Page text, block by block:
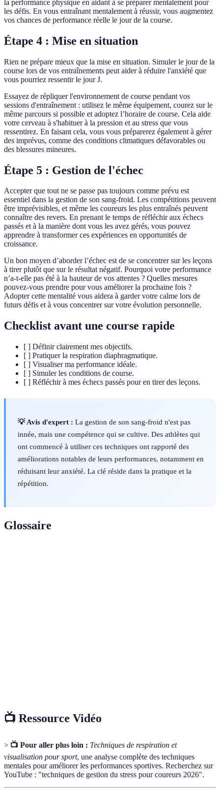
la performance physique en aidant à se préparer mentalement pour
les défis. En vous entraînant mentalement à réussir, vous augmentez
vos chances de performance réelle le jour de la course.
Étape 4 : Mise en situation
Rien ne prépare mieux que la mise en situation. Simuler le jour de la
course lors de vos entraînements peut aider à réduire l'anxiété que
vous pourriez ressentir le jour J.
Essayez de répliquer l'environnement de course pendant vos
sessions d'entraînement : utilisez le même équipement, courez sur le
même parcours si possible et adoptez l’horaire de course. Cela aide
votre cerveau à s'habituer à la pression et au stress que vous
ressentirez. En faisant cela, vous vous préparerez également à gérer
des imprévus, comme des conditions climatiques défavorables ou
des blessures mineures.
Étape 5 : Gestion de l'échec
Accepter que tout ne se passe pas toujours comme prévu est
essentiel dans la gestion de son sang-froid. Les compétitions peuvent
être imprévisibles, et même les coureurs les plus entraînés peuvent
connaître des revers. En prenant le temps de réfléchir aux échecs
passés et à la manière dont vous les avez gérés, vous pouvez
apprendre à transformer ces expériences en opportunités de
croissance.
Un bon moyen d’aborder l’échec est de se concentrer sur les leçons
à tirer plutôt que sur le résultat négatif. Pourquoi votre performance
n’a-t-elle pas été à la hauteur de vos attentes ? Quelles mesures
pouvez-vous prendre pour vous améliorer la prochaine fois ?
Adopter cette mentalité vous aidera à garder votre calme lors de
futurs défis et à vous concentrer sur votre évolution personnelle.
Checklist avant une course rapide
[ ] Définir clairement mes objectifs.
[ ] Pratiquer la respiration diaphragmatique.
[ ] Visualiser ma performance idéale.
[ ] Simuler les conditions de course.
[ ] Réfléchir à mes échecs passés pour en tirer des leçons.
💡 Avis d'expert : La gestion de son sang-froid n'est pas
innée, mais une compétence qui se cultive. Des athlètes qui
ont commencé à utiliser ces techniques ont rapporté des
améliorations notables de leurs performances, notamment en
réduisant leur anxiété. La clé réside dans la pratique et la
répétition.
Glossaire
📺 Ressource Vidéo
> 📺 Pour aller plus loin : Techniques de respiration et
visualisation pour sport, une analyse complète des techniques
mentales pour améliorer les performances sportives. Recherchez sur
YouTube : "techniques de gestion du stress pour coureurs 2026".